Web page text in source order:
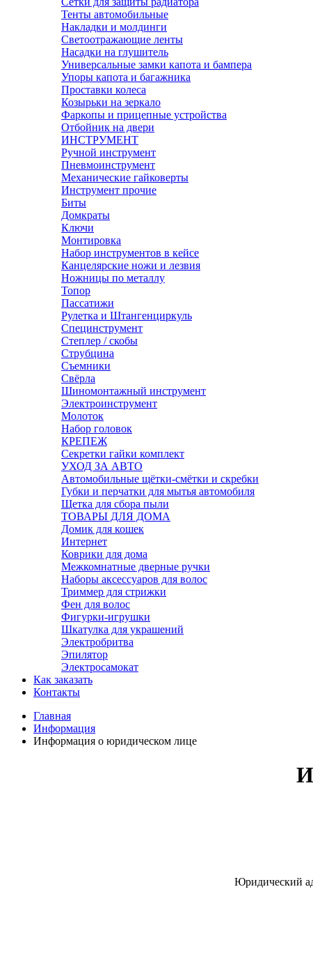
Тенты автомобильные
Накладки и молдинги
Светоотражающие ленты
Насадки на глушитель
Универсальные замки капота и бампера
Упоры капота и багажника
Проставки колеса
Козырьки на зеркало
Фаркопы и прицепные устройства
Отбойник на двери
ИНСТРУМЕНТ
Ручной инструмент
Пневмоинструмент
Механические гайковерты
Инструмент прочиe
Биты
Домкраты
Ключи
Монтировка
Набор инструментов в кейсе
Канцелярские ножи и лезвия
Ножницы по металлу
Топор
Пассатижи
Рулетка и Штангенциркуль
Специнструмент
Степлер / скобы
Струбцина
Съемники
Свёрла
Шиномонтажный инструмент
Электроинструмент
Молоток
Набор головок
КРЕПЕЖ
Секретки гайки комплект
УХОД ЗА АВТО
Автомобильные щётки-смётки и скребки
Губки и перчатки для мытья автомобиля
Щетка для сбора пыли
ТОВАРЫ ДЛЯ ДОМА
Домик для кошек
Интернет
Коврики для дома
Межкомнатные дверные ручки
Наборы аксессуаров для волос
Триммер для стрижки
Фен для волос
Фигурки-игрушки
Шкатулка для украшений
Электробритва
Эпилятор
Электросамокат
Как заказать
Контакты
Главная
Информация
Информация о юридическом лице
Юридический